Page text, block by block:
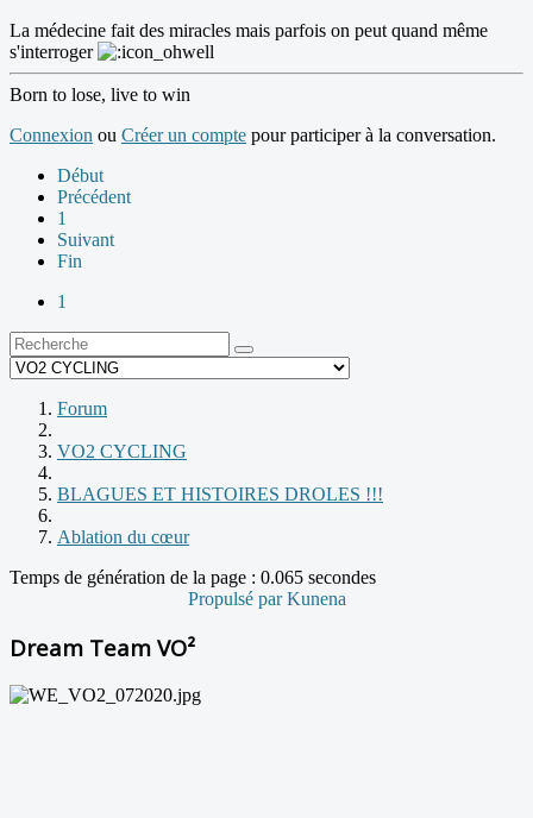
La médecine fait des miracles mais parfois on peut quand même
s'interroger
Born to lose, live to win
Connexion ou Créer un compte pour participer à la conversation.
Début
Précédent
1
Suivant
Fin
1
Forum
VO2 CYCLING
BLAGUES ET HISTOIRES DROLES !!!
Ablation du cœur
Temps de génération de la page : 0.065 secondes
Propulsé parKunena
Dream Team VO²